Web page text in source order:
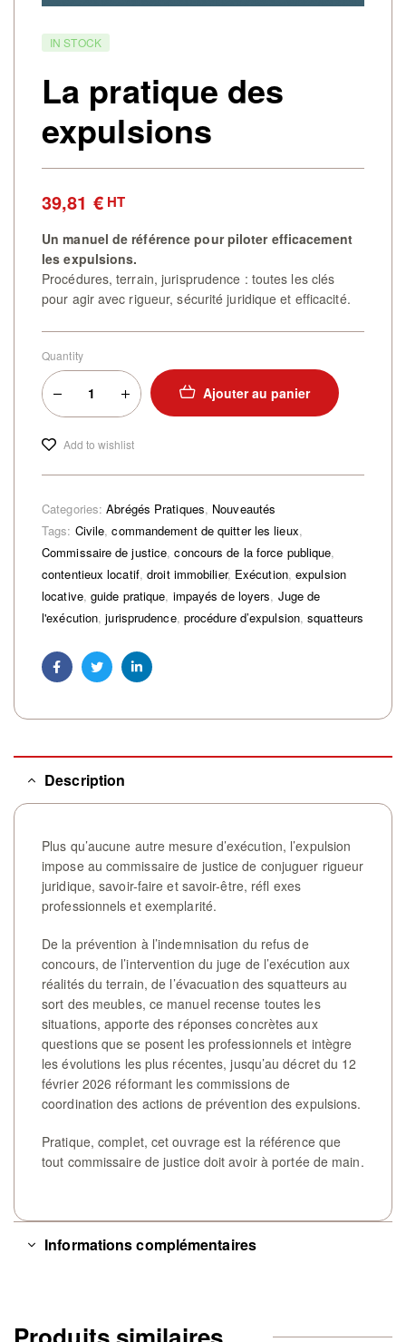
IN STOCK
La pratique des
expulsions
39,81 €HT
Un manuel de référence pour piloter efficacement
les expulsions.
Procédures, terrain, jurisprudence : toutes les clés
pour agir avec rigueur, sécurité juridique et efficacité.
Quantity
Ajouter au panier
Add to wishlist
Categories:Abrégés Pratiques, Nouveautés
Tags: Civile,commandement de quitter les lieux,
Commissaire de justice,concours de la force publique,
contentieux locatif,droit immobilier, Exécution,expulsion
locative,guide pratique, impayés de loyers, Juge de
l'exécution,jurisprudence, procédure d’expulsion,squatteurs
FacebookTwitterLinkedin
Description
Plus qu’aucune autre mesure d’exécution, l’expulsion
impose au commissaire de justice de conjuguer rigueur
juridique, savoir-faire et savoir-être, réfl exes
professionnels et exemplarité.
De la prévention à l’indemnisation du refus de
concours, de l’intervention du juge de l’exécution aux
réalités du terrain, de l’évacuation des squatteurs au
sort des meubles, ce manuel recense toutes les
situations, apporte des réponses concrètes aux
questions que se posent les professionnels et intègre
les évolutions les plus récentes, jusqu’au décret du 12
février 2026 réformant les commissions de
coordination des actions de prévention des expulsions.
Pratique, complet, cet ouvrage est la référence que
tout commissaire de justice doit avoir à portée de main.
Informations complémentaires